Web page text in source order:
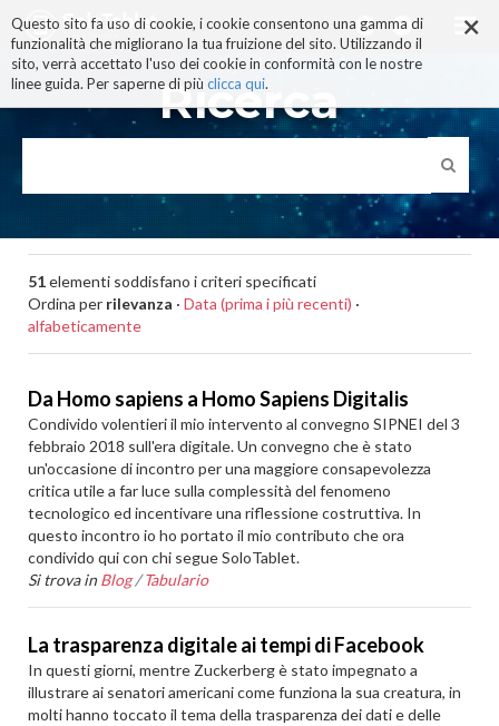
×
Questo sito fa uso di cookie, i cookie consentono una gamma di
funzionalità che migliorano la tua fruizione del sito. Utilizzando il
sito, verrà accettato l'uso dei cookie in conformità con le nostre
linee guida. Per saperne di più clicca qui.
ai
contenuti.
|
alla
navigazione
Ricerca
51elementi soddisfano i criteri specificati
Ordina per rilevanza · Data (prima i più recenti) ·
alfabeticamente
Da Homo sapiens a Homo Sapiens Digitalis
Condivido volentieri il mio intervento al convegno SIPNEI del 3
febbraio 2018 sull'era digitale. Un convegno che è stato
un'occasione di incontro per una maggiore consapevolezza
critica utile a far luce sulla complessità del fenomeno
tecnologico ed incentivare una riflessione costruttiva. In
questo incontro io ho portato il mio contributo che ora
condivido qui con chi segue SoloTablet.
Si trova in Blog /Tabulario
La trasparenza digitale ai tempi di Facebook
In questi giorni, mentre Zuckerberg è stato impegnato a
illustrare ai senatori americani come funziona la sua creatura, in
molti hanno toccato il tema della trasparenza dei dati e delle